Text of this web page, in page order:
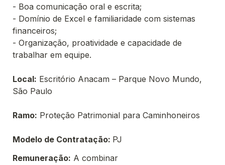
- Boa comunicação oral e escrita;
- Domínio de Excel e familiaridade com sistemas
financeiros;
- Organização, proatividade e capacidade de
trabalhar em equipe.
Local: Escritório Anacam – Parque Novo Mundo,
São Paulo
Ramo: Proteção Patrimonial para Caminhoneiros
Modelo de Contratação:
Remuneração: A combinar